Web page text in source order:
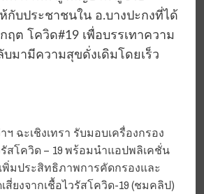
กับประชาชนใน อ.บางปะกงที่ได้
ฤต โควิด#19 เพื่อบรรเทาความ
มามีความสุขดั่งเดิมโดยเร็ว
ฯ ฉะเชิงเทรา รับมอบเครื่องกรอง
สโควิด – 19 พร้อมนำแอปพลิเคชั่น
พิ่มประสิทธิภาพการคัดกรองและ
ยงจากเชื้อไวรัสโควิด-19 (ชมคลิป)